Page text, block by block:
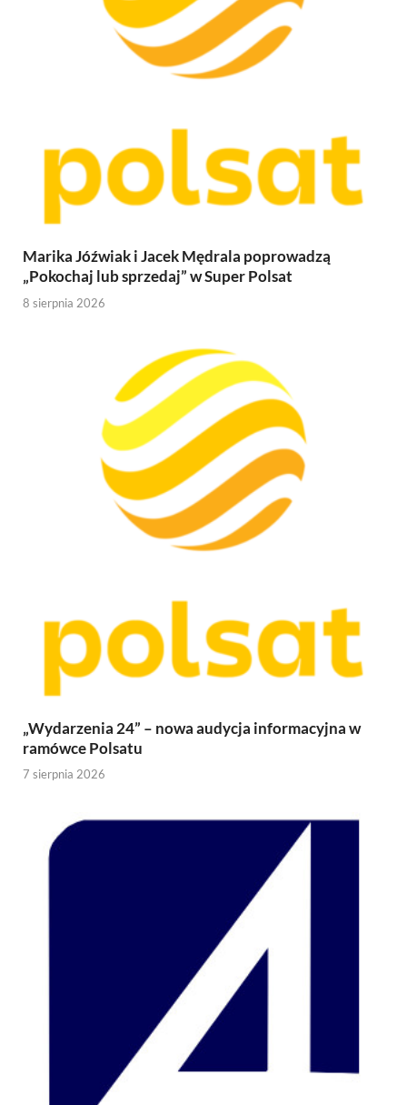
Marika Jóźwiak i Jacek Mędrala poprowadzą
„Pokochaj lub sprzedaj” w Super Polsat
8 sierpnia 2026
„Wydarzenia 24” – nowa audycja informacyjna w
ramówce Polsatu
7 sierpnia 2026